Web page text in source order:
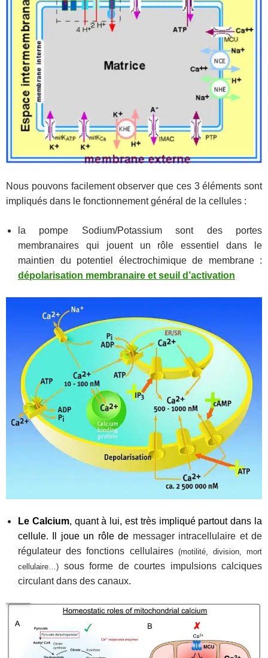
Nous pouvons facilement observer que ces 3 éléments sont
impliqués dans le fonctionnement général de la cellules :
la pompe Sodium/Potassium sont des portes
membranaires qui jouent un rôle essentiel dans le
maintien du potentiel électrochimique de membrane :
dépolarisation membranaire et seuil d’activation
Le Calcium, quant à lui, est très impliqué partout dans la
cellule. Il joue un rôle de messager intracellulaire et de
régulateur des fonctions cellulaires (motilité, division, mort
cellulaire…) sous forme de courtes impulsions calciques
circulant dans des canaux.